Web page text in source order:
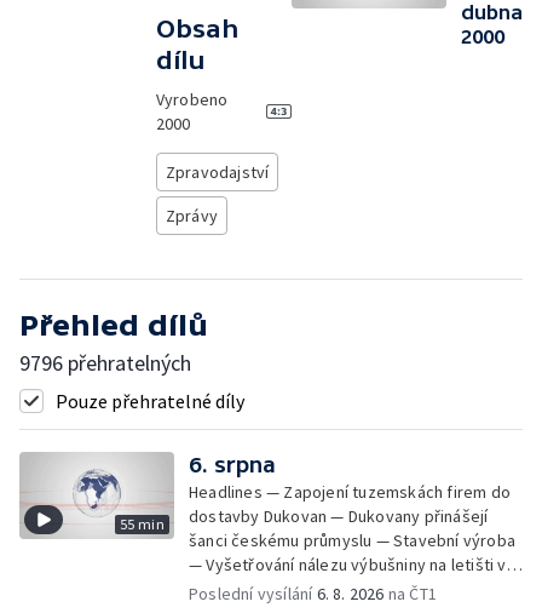
Obsah
dílu
Vyrobeno
2000
Zpravodajství
Zprávy
dubna
2000
Přehled dílů
9796 přehratelných
Pouze přehratelné díly
55 min
6. srpna
Headlines — Zapojení tuzemskách firem do
dostavby Dukovan — Dukovany přinášejí
šanci českému průmyslu — Stavební výroba
— Vyšetřování nálezu výbušniny na letišti v
Lipsku — Bourání torza vyhořelé budovy ve
Poslední vysílání6. 8. 2026 na ČT1